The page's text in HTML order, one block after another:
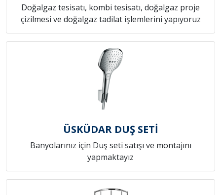
Doğalgaz tesisatı, kombi tesisatı, doğalgaz proje
çizilmesi ve doğalgaz tadilat işlemlerini yapıyoruz
ÜSKÜDAR DUŞ SETİ
Banyolarınız için Duş seti satışı ve montajını
yapmaktayız